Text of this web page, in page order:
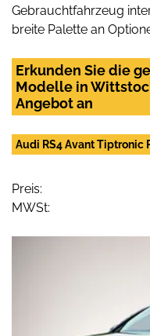
Gebrauchtfahrzeug
breite Palette an
Erkunden Sie die
Modelle in
Angebot an
Audi RS4 Avant Tiptronic
Preis:
MWSt: